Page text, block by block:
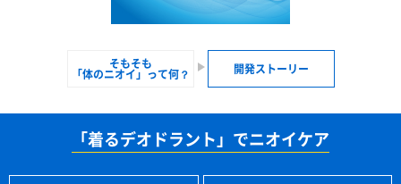
そもそも
「体のニオイ」って何？ 開発ストーリー
「着るデオドラント」でニオイケア